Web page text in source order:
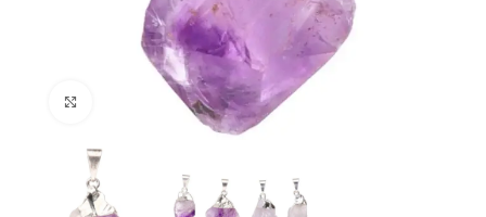
Click to enlarge